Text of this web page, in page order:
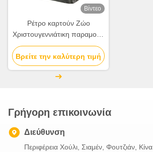
Βίντεο
Ρέτρο καρτούν Ζώο
Χριστουγεννιάτικη παραμονή
Κουτί δώρου μήλου
Χριστουγεννιάτικο δώρο
μικρό δώρο στολίδι τσάντα
συσκευασία κουτί
Βρείτε την καλύτερη τιμή
Γρήγορη επικοινωνία
Διεύθυνση
Περιφέρεια Χούλι, Σιαμέν, Φουτζιάν, Κίνα